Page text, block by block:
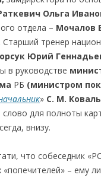
Ольга
отдела – Мочалов
Старший тренер
Юрий
в руководстве
РБ (министром
» C. М.
для полноты
внизу.
что собеседник
– ему